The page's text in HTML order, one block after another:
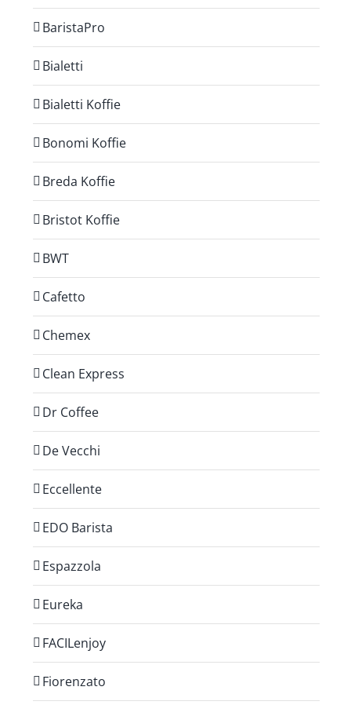
BaristaPro
Bialetti
Bialetti Koffie
Bonomi Koffie
Breda Koffie
Bristot Koffie
BWT
Cafetto
Chemex
Clean Express
Dr Coffee
De Vecchi
Eccellente
EDO Barista
Espazzola
Eureka
FACILenjoy
Fiorenzato